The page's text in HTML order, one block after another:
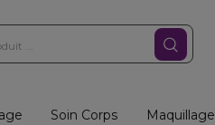
Soin Corps Maquillage